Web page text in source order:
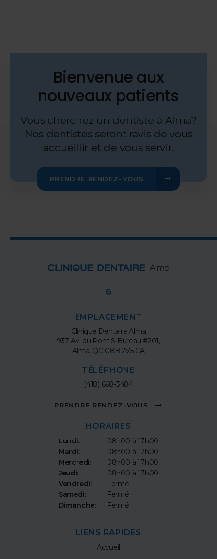
Bienvenue aux
nouveaux patients
Vous cherchez un dentiste à Alma?
Nos dentistes seront ravis de vous
accueillir et de vous servir.
PRENDRE RENDEZ-VOUS
EMPLACEMENT
Clinique Dentaire Alma
937 Av. du Pont S Bureau #201
Alma QC G8B 2V5 CA
TÉLÉPHONE
(418) 668-3484
PRENDRE RENDEZ-VOUS
HORAIRES
Lundi:
08h00 à 17h00
Mardi:
08h00 à 17h00
Mercredi:
08h00 à 17h00
Jeudi:
08h00 à 17h00
Vendredi:
Fermé
Samedi:
Fermé
Dimanche:
Fermé
LIENS RAPIDES
Accueil